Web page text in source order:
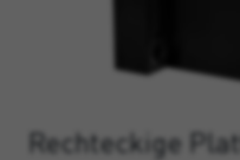
Rechteckige